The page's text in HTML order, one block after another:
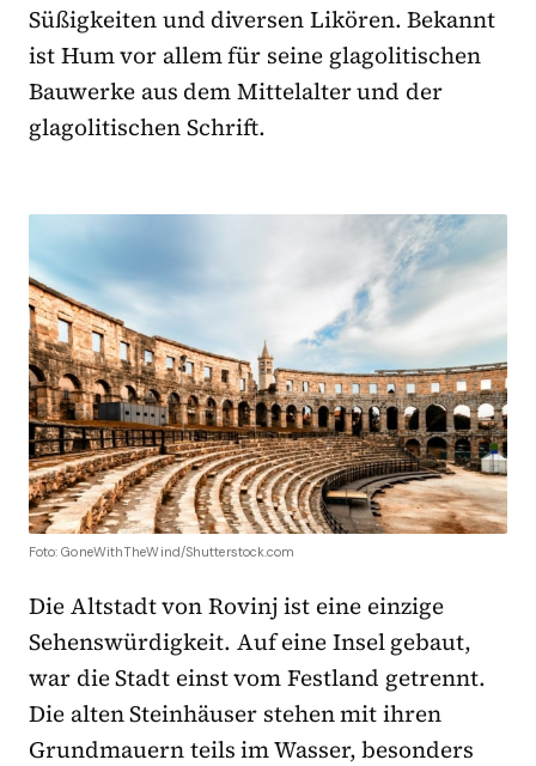
Süßigkeiten und diversen Likören. Bekannt
ist Hum vor allem für seine glagolitischen
Bauwerke aus dem Mittelalter und der
glagolitischen Schrift.
Foto: GoneWithTheWind/Shutterstock.com
Die Altstadt von Rovinj ist eine einzige
Sehenswürdigkeit. Auf eine Insel gebaut,
war die Stadt einst vom Festland getrennt.
Die alten Steinhäuser stehen mit ihren
Grundmauern teils im Wasser, besonders